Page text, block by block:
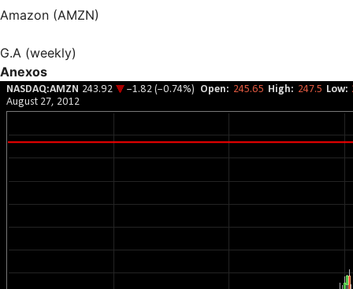
Amazon (AMZN)
G.A (weekly)
Anexos